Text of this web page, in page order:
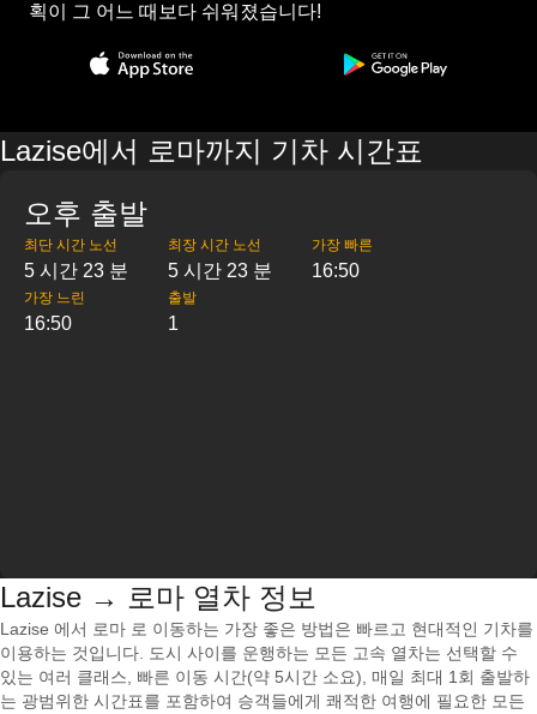
획이 그 어느 때보다 쉬워졌습니다!
Lazise에서 로마까지 기차 시간표
오후 출발
최단 시간 노선
5 시간 23 분
최장 시간 노선
5 시간 23 분
가장 빠른
16:50
가장 느린
16:50
출발
1
Lazise → 로마 열차 정보
Lazise 에서 로마 로 이동하는 가장 좋은 방법은 빠르고 현대적인 기차를
이용하는 것입니다. 도시 사이를 운행하는 모든 고속 열차는 선택할 수
있는 여러 클래스, 빠른 이동 시간(약 5시간 소요), 매일 최대 1회 출발하
는 광범위한 시간표를 포함하여 승객들에게 쾌적한 여행에 필요한 모든